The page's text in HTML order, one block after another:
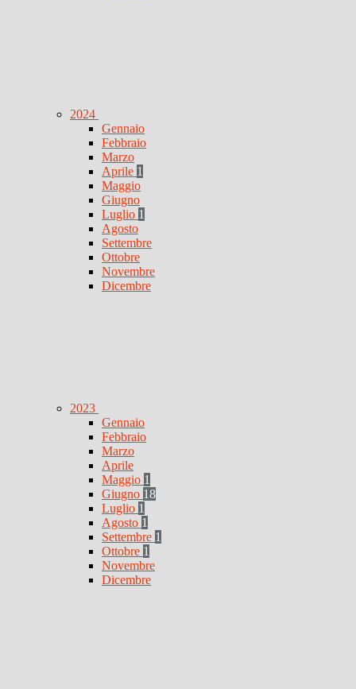
2024
Gennaio
Febbraio
Marzo
Aprile 1
Maggio
Giugno
Luglio 1
Agosto
Settembre
Ottobre
Novembre
Dicembre
2023
Gennaio
Febbraio
Marzo
Aprile
Maggio 1
Giugno 18
Luglio 1
Agosto 1
Settembre 1
Ottobre 1
Novembre
Dicembre